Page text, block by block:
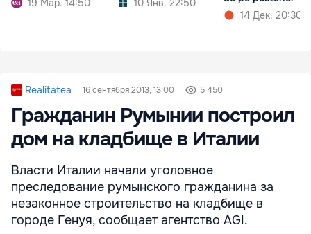
19 Мар. 14:50
10 Янв. 22:50
14 Дек. 20:30
Realitatea 16 сентября 2013, 13:00 5 450
Гражданин Румынии построил
дом на кладбище в Италии
Власти Италии начали уголовное
преследование румынского гражданина за
незаконное строительство на кладбище в
городе Генуя, сообщает агентство AGI.